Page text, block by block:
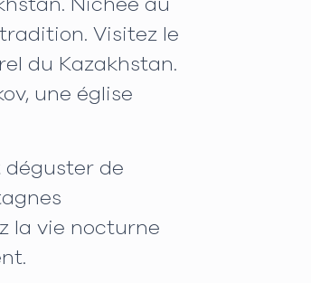
Nichée au
Visitez le
du Kazakhstan.
une église
déguster de
la vie nocturne